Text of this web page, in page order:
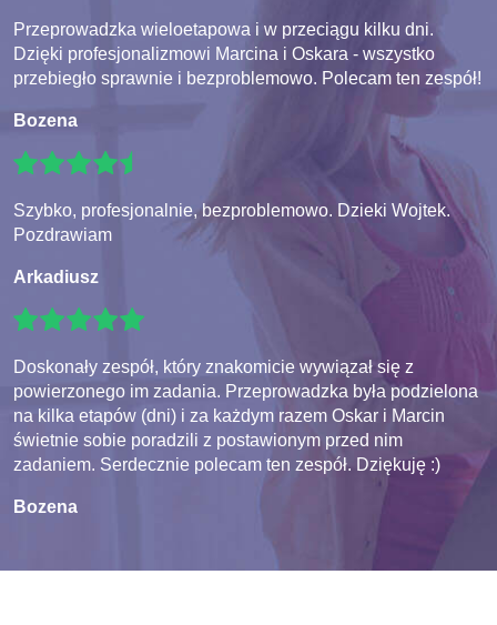
Przeprowadzka wieloetapowa i w przeciągu kilku dni.
Dzięki profesjonalizmowi Marcina i Oskara - wszystko
przebiegło sprawnie i bezproblemowo. Polecam ten zespół!
Bozena
Szybko, profesjonalnie, bezproblemowo. Dzieki Wojtek.
Pozdrawiam
Arkadiusz
Doskonały zespół, który znakomicie wywiązał się z
powierzonego im zadania. Przeprowadzka była podzielona
na kilka etapów (dni) i za każdym razem Oskar i Marcin
świetnie sobie poradzili z postawionym przed nim
zadaniem. Serdecznie polecam ten zespół. Dziękuję :)
Bozena